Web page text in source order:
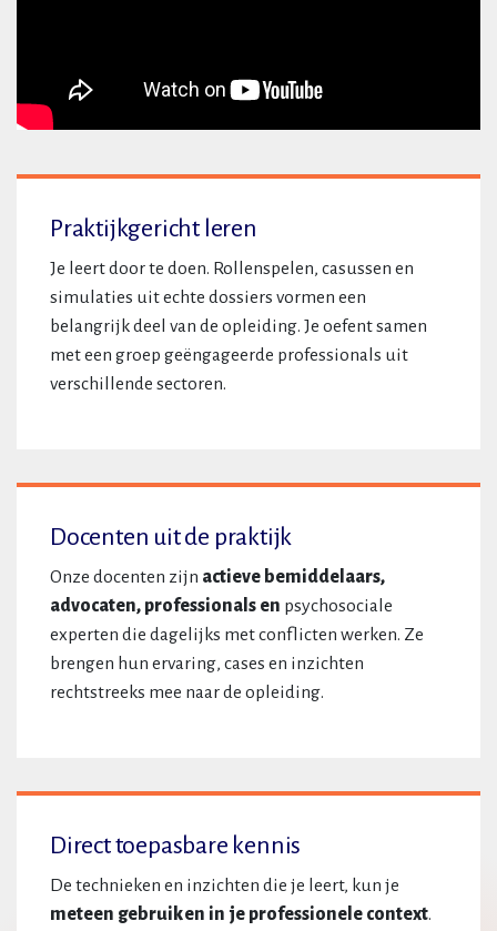
Praktijkgericht leren
Je leert door te doen. Rollenspelen, casussen en
simulaties uit echte dossiers vormen een
belangrijk deel van de opleiding. Je oefent samen
met een groep geëngageerde professionals uit
verschillende sectoren.
Docenten uit de praktijk
Onze docenten zijn actieve bemiddelaars,
advocaten, professionals en psychosociale
experten die dagelijks met conflicten werken. Ze
brengen hun ervaring, cases en inzichten
rechtstreeks mee naar de opleiding.
Direct toepasbare kennis
De technieken en inzichten die je leert, kun je
meteen gebruiken in je professionele context.